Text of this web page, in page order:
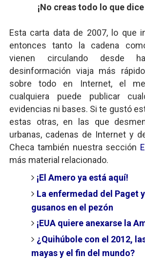
¡No creas todo lo que
Esta carta data de 2007, lo que
entonces tanto la cadena
vienen circulando desde
desinformación viaja más
sobre todo en Internet, el
cualquiera puede publicar
evidencias ni bases. Si te gustó
estas otras, en las que
urbanas, cadenas de Internet y
Checa también nuestra sección
más material relacionado.
¡El Amero ya está aquí!
La enfermedad del Paget
gusanos en el pezón
¡EUA quiere anexarse la
¿Quihúbole con el 2012,
mayas y el fin del mundo?